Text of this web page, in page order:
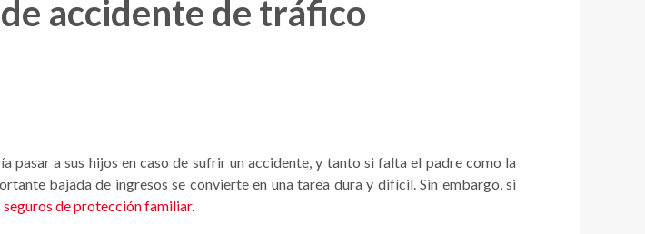
accidente de tráfico
pasar a sus hijos en caso de sufrir un accidente, y tanto si falta el padre como la
bajada de ingresos se convierte en una tarea dura y difícil. Sin embargo, si
seguros de protección familiar.